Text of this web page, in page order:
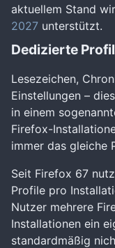
aktuellem Stand
2027 unterstützt.
Dedizierte
Lesezeichen,
Einstellungen –
in einem
Firefox-
immer das gleiche
Seit Firefox 67
Profile pro
Nutzer mehrere
Installationen ein
standardmäßig